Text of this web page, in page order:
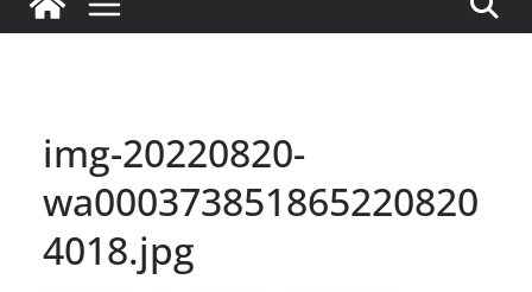
img-20220820-
wa000373851865220820
4018.jpg